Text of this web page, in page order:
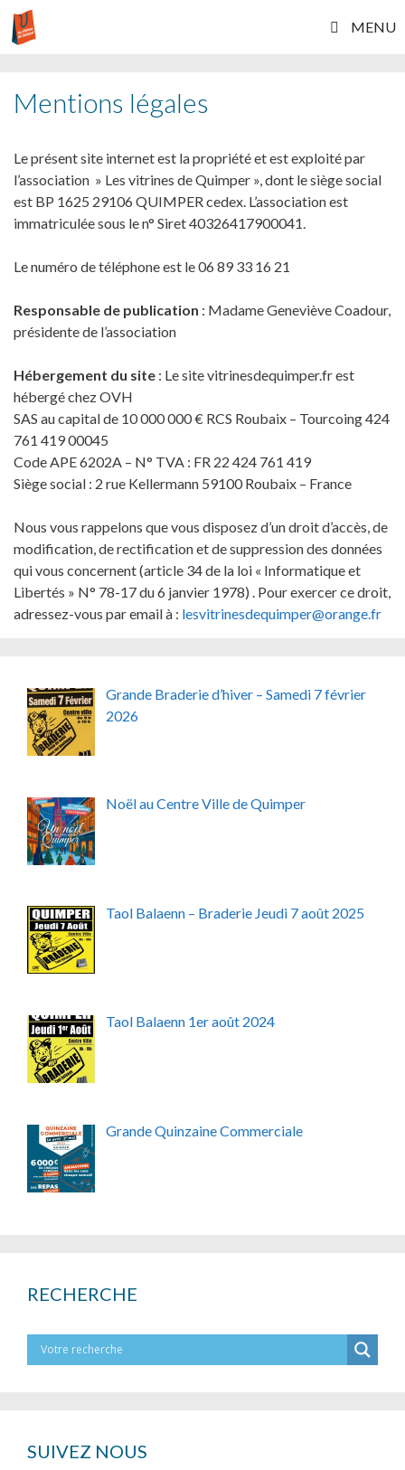
Aller au contenu
MENU
Mentions légales
Le présent site internet est la propriété et est exploité par
l’association » Les vitrines de Quimper », dont le siège social
est BP 1625 29106 QUIMPER cedex. L’association est
immatriculée sous le n° Siret 40326417900041.
Le numéro de téléphone est le 06 89 33 16 21
Responsable de publication : Madame Geneviève Coadour,
présidente de l’association
Hébergement du site : Le site vitrinesdequimper.fr est
hébergé chez OVH
SAS au capital de 10 000 000 € RCS Roubaix – Tourcoing 424
761 419 00045
Code APE 6202A – N° TVA : FR 22 424 761 419
Siège social : 2 rue Kellermann 59100 Roubaix – France
Nous vous rappelons que vous disposez d’un droit d’accès, de
modification, de rectification et de suppression des données
qui vous concernent (article 34 de la loi « Informatique et
Libertés » N° 78-17 du 6 janvier 1978) . Pour exercer ce droit,
adressez-vous par email à : lesvitrinesdequimper@orange.fr
Grande Braderie d’hiver – Samedi 7 février
2026
Noël au Centre Ville de Quimper
Taol Balaenn – Braderie Jeudi 7 août 2025
Taol Balaenn 1er août 2024
Grande Quinzaine Commerciale
RECHERCHE
SUIVEZ NOUS